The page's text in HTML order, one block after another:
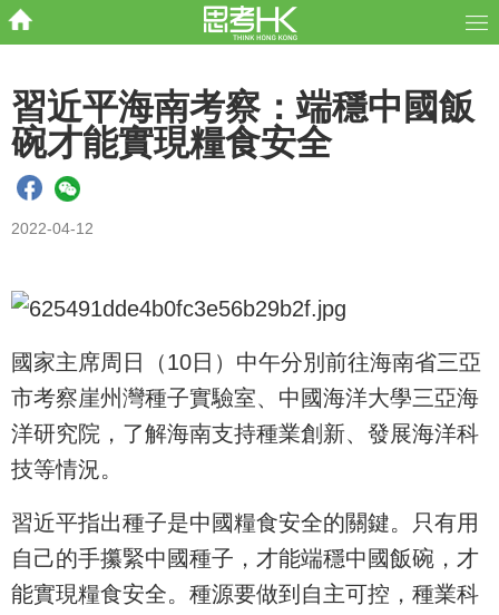
習近平海南考察：端穩中國飯
碗才能實現糧食安全
2022-04-12
國家主席周日（10日）中午分別前往海南省三亞
市考察崖州灣種子實驗室、中國海洋大學三亞海
洋研究院，了解海南支持種業創新、發展海洋科
技等情況。
習近平指出種子是中國糧食安全的關鍵。只有用
自己的手攥緊中國種子，才能端穩中國飯碗，才
能實現糧食安全。種源要做到自主可控，種業科